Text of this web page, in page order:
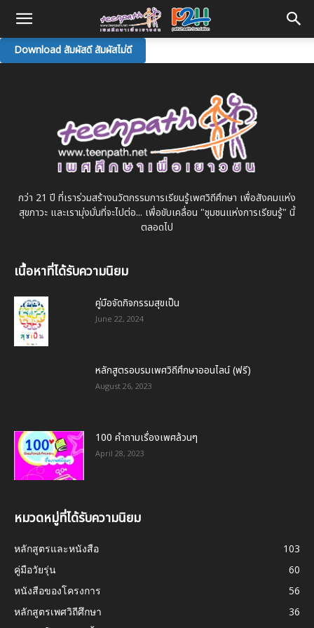
Download สัมผัสดี สัมผัสไม่ดี
กว่า 21 ปี ที่เราร่วมสร้างนวัตกรรมการเรียนรู้เพศวิถีศึกษา เพื่อสังคมแห่ง
สุขภาวะ และเรามุ่งมั่นที่จะไปต่อ... เพื่อขับเคลื่อน "ชุมชนแห่งการเรียนรู้" นี้
ตลอดไป
เนื้อหาที่ได้รับความนิยม
คู่มือจัดกิจกรรมสุขเป็น
June 22, 2024
หลักสูตรอบรมเพศวิถีศึกษาออนไลน์ (ฟรี)
August 26, 2023
100 คำถามเรื่องเพศล้วนๆ
April 28, 2023
หมวดหมู่ที่ได้รับความนิยม
หลักสูตรและหนังสือ
103
คู่มือวัยรุ่น
60
หนังสือของโครงการ
56
หลักสูตรเพศวิถีศึกษา
36